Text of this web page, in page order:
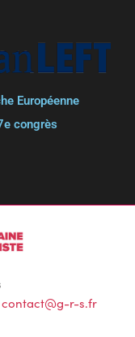
Européenne
congrès
contact@g-r-s.fr